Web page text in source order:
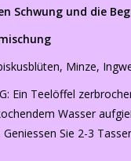
Schwung und die
Minze,
Ein Teelöffel
Wasser
Geniessen Sie 2-3